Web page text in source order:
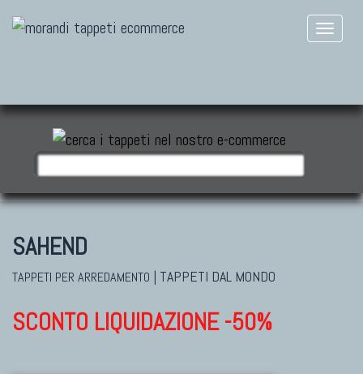
SAHEND
TAPPETI PER ARREDAMENTO | TAPPETI DAL MONDO
SCONTO LIQUIDAZIONE -50%